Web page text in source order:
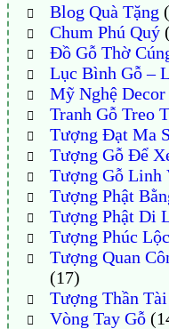
Blog Quà Tặng
Chum Phú Quý
Đồ Gỗ Thờ
Lục Bình Gỗ –
Mỹ Nghệ
Tranh Gỗ Treo
Tượng Đạt Ma
Tượng Gỗ Để
Tượng Gỗ Linh
Tượng Phật
Tượng Phật Di
Tượng Phúc
Tượng Quan
(17)
Tượng Thần
Vòng Tay Gỗ